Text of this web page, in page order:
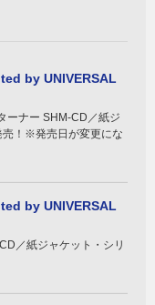
by UNIVERSAL
ーナー SHM-CD／紙ジ
売！※発売日が変更にな
by UNIVERSAL
／紙ジャケット・シリ